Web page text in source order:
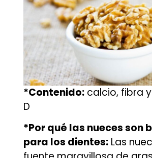
*Contenido: calcio, fibra
D
*Por qué las nueces son
para los dientes: Las